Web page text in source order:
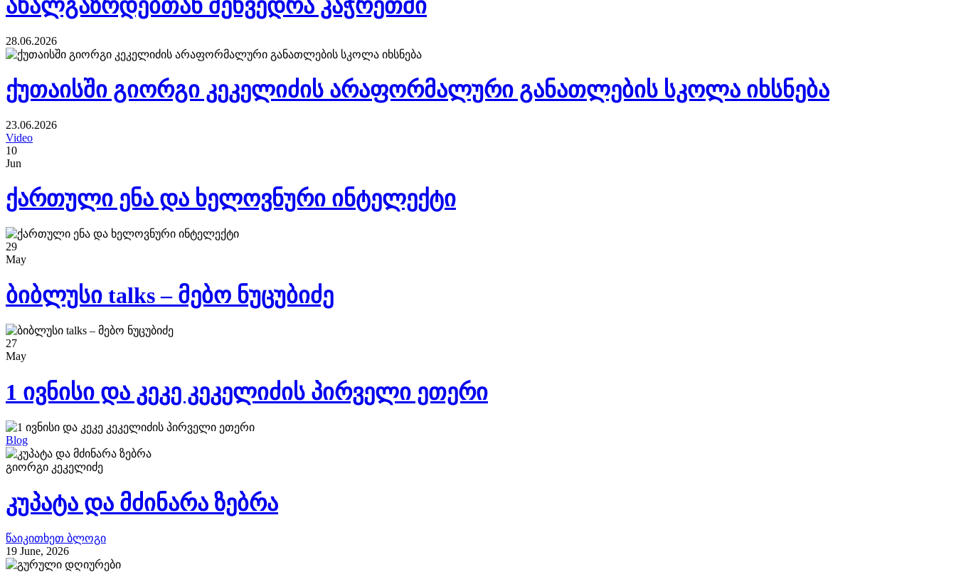
ახალგაზრდებთან შეხვედრა კაჭრეთში
28.06.2026
ქუთაისში გიორგი კეკელიძის არაფორმალური განათლების სკოლა იხსნება
23.06.2026
Video
10
Jun
ქართული ენა და ხელოვნური ინტელექტი
29
May
ბიბლუსი talks – მებო ნუცუბიძე
27
May
1 ივნისი და კეკე კეკელიძის პირველი ეთერი
Blog
გიორგი კეკელიძე
კუპატა და მძინარა ზებრა
წაიკითხეთ ბლოგი
19 June, 2026